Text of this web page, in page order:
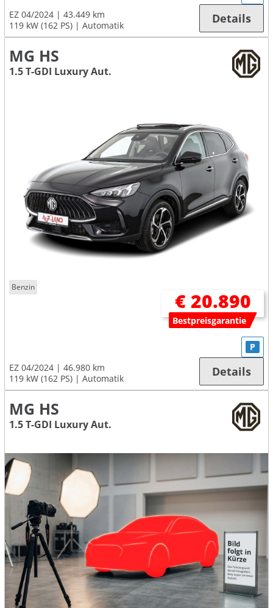
EZ 04/2024
43.449 km
119 kW (162 PS)
Automatik Details
MG HS
1.5 T-GDI Luxury Aut.
Benzin
€ 20.890
Bestpreisgarantie
EZ 04/2024
46.980 km
119 kW (162 PS)
Automatik
P
Details
MG HS
1.5 T-GDI Luxury Aut.